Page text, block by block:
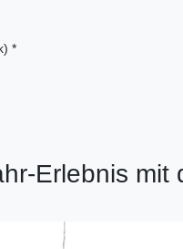
*
Erlebnis mit